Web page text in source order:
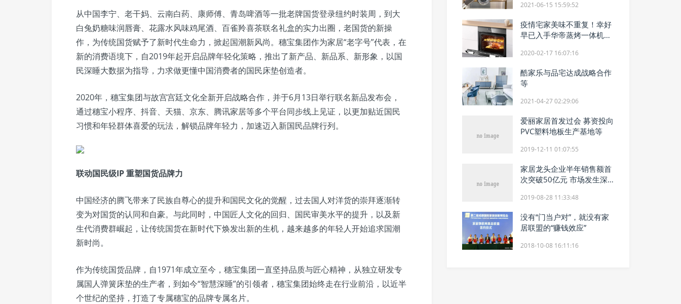
从中国李宁、老干妈、云南白药、康师傅、青岛啤酒等一批老牌国货登录纽约时装周，到大
白兔奶糖味润唇膏、花露水风味鸡尾酒、百雀羚喜茶联名礼盒的实力出圈，老国货的新操
作，为传统国货赋予了新时代生命力，掀起国潮新风尚。穗宝集团作为家居“老字号”代表，在
新的消费语境下，自2019年起开启品牌年轻化策略，推出了新产品、新品系、新形象，以国
民深睡大数据为指导，力求做更懂中国消费者的国民床垫创造者。
2020年，穗宝集团与故宫宫廷文化全新开启战略合作，并于6月13日举行联名新品发布会，
通过穗宝小程序、抖音、天猫、京东、腾讯家居等多个平台同步线上见证，以更加贴近国民
习惯和年轻群体喜爱的玩法，解锁品牌年轻力，加速迈入新国民品牌行列。
联动国民级IP 重塑国货品牌力
中国经济的腾飞带来了民族自尊心的提升和国民文化的觉醒，过去国人对洋货的崇拜逐渐转
变为对国货的认同和自豪。与此同时，中国匠人文化的回归、国民审美水平的提升，以及新
生代消费群崛起，让传统国货在新时代下焕发出新的生机，越来越多的年轻人开始追求国潮
新时尚。
作为传统国货品牌，自1971年成立至今，穗宝集团一直坚持品质与匠心精神，从独立研发专
属国人弹簧床垫的生产者，到如今“智慧深睡”的引领者，穗宝集团始终走在行业前沿，以近半
个世纪的坚持，打造了专属穗宝的品牌专属名片。
2021-06-15 15:59:52
疫情宅家美味不重复！幸好
早已入手华帝蒸烤一体机，
2020-02-17 16:07:16
酷家乐与品宅达成战略合作
等
2021-04-27 02:29:06
爱丽家居首发过会 募资投向
PVC塑料地板生产基地等
2019-12-11 01:07:55
家居龙头企业半年销售额首
次突破50亿元 市场发生深
2019-08-28 11:33:48
没有“门当户对”，就没有家
居联盟的“赚钱效应”
2018-10-08 16:11:16